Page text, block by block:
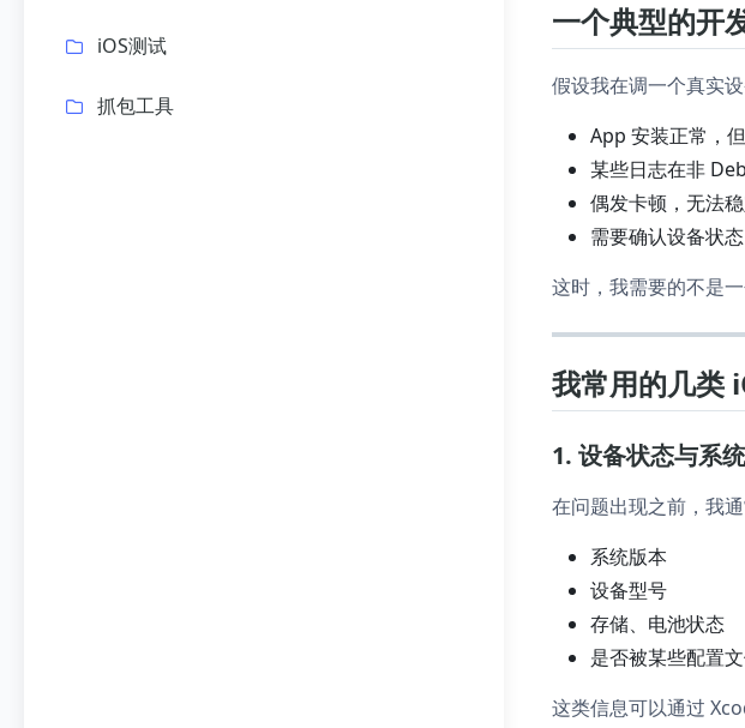
iOS测试
抓包工具
一个典型的开
假设我在调一个真实
App 安装正常，
某些日志在非
偶发卡顿，无法
需要确认设备状
这时，我需要的不是
我常用的几类
1. 设备状态与系
在问题出现之前，我
系统版本
设备型号
存储、电池状态
是否被某些配置
这类信息可以通过